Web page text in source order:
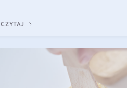
CZYTAJ